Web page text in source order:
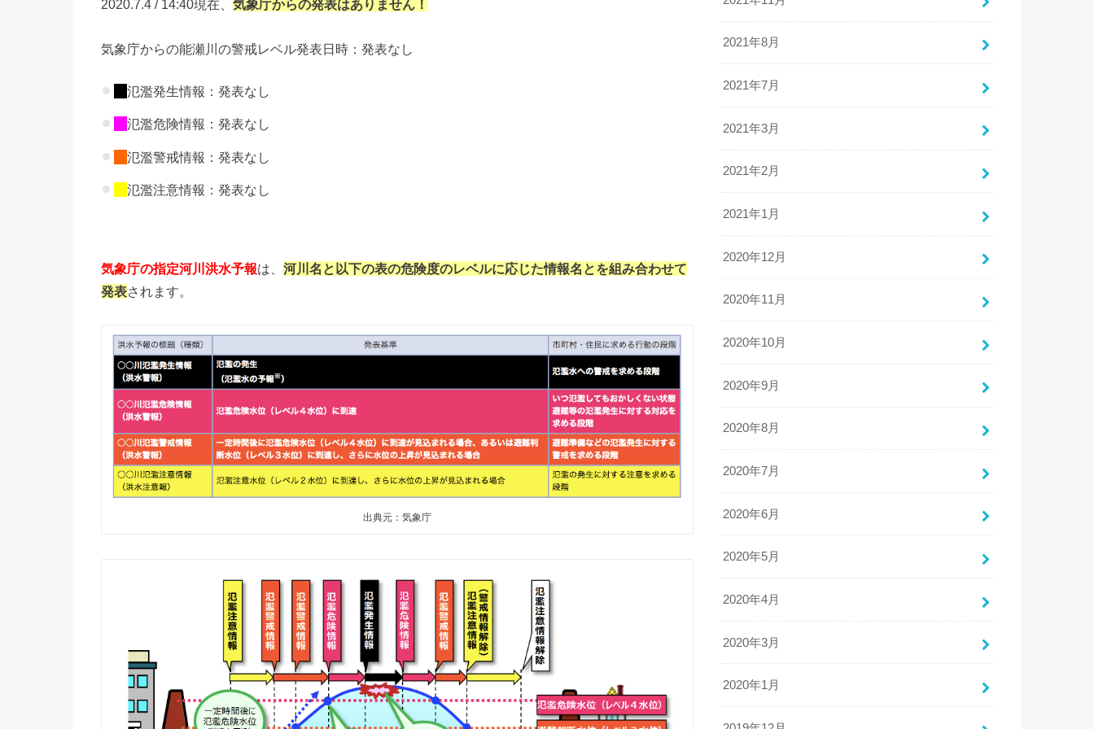
2020.7.4 / 14:40現在、 気象庁からの発表はありません！
気象庁からの能瀬川の警戒レベル発表日時：発表なし
氾濫発生情報：発表なし
氾濫危険情報：発表なし
氾濫警戒情報：発表なし
氾濫注意情報：発表なし
気象庁の指定河川洪水予報は、 河川名と以下の表の危険度のレベルに応じた情報名とを組み合わせて
発表されます。
出典元：気象庁
2021年8月
2021年7月
2021年3月
2021年2月
2021年1月
2020年12月
2020年11月
2020年10月
2020年9月
2020年8月
2020年7月
2020年6月
2020年5月
2020年4月
2020年3月
2020年1月